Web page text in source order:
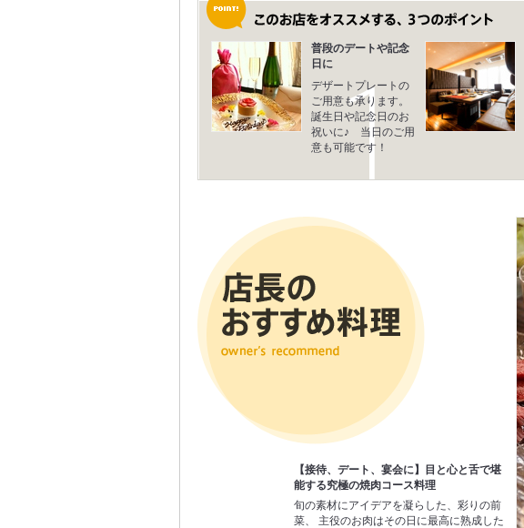
普段のデートや記念
日に
デザートプレートの
ご用意も承ります。
誕生日や記念日のお
祝いに♪ 当日のご用
意も可能です！
【接待、デート、宴会に】目と心と舌で堪
能する究極の焼肉コース料理
旬の素材にアイデアを凝らした、彩りの前
菜、 主役のお肉はその日に最高に熟成した